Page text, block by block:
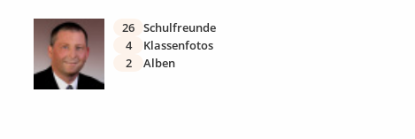
26 Schulfreunde
4
Klassenfotos
2
Alben